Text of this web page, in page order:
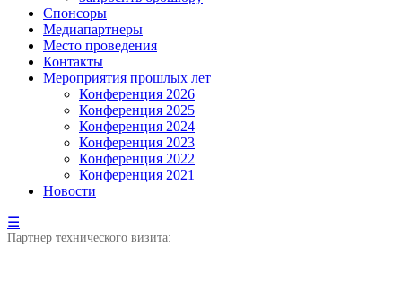
Спонсоры
Медиапартнеры
Место проведения
Контакты
Мероприятия прошлых лет
Конференция 2026
Конференция 2025
Конференция 2024
Конференция 2023
Конференция 2022
Конференция 2021
Новости
☰
Партнер технического визита: